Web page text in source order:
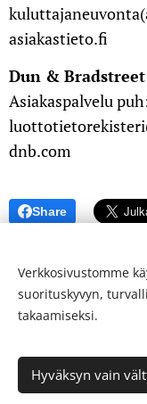
asiakastieto.fi
Dun &
Asiakaspalvelu
dnb.com‍
Share
Verkkosivustomme
suorituskyvyn,
takaamiseksi.
Hyväksyn vain